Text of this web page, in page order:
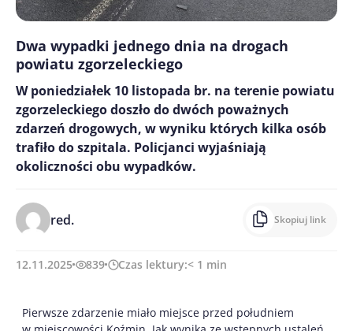
Dwa wypadki jednego dnia na drogach
powiatu zgorzeleckiego
W poniedziałek 10 listopada br. na terenie powiatu
zgorzeleckiego doszło do dwóch poważnych
zdarzeń drogowych, w wyniku których kilka osób
trafiło do szpitala. Policjanci wyjaśniają
okoliczności obu wypadków.
red. Skopiuj link
12.11.2025 839 Czas lektury:< 1 min
Pierwsze zdarzenie miało miejsce przed południem